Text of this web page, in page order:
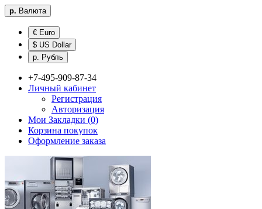
р. Валюта
€ Euro
$ US Dollar
р. Рубль
+7-495-909-87-34
Личный кабинет
Регистрация
Авторизация
Мои Закладки (0)
Корзина покупок
Оформление заказа